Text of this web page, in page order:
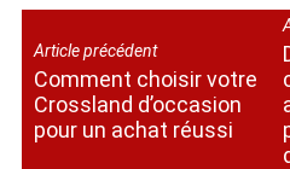
Article précédent
Comment choisir votre
Crossland d’occasion
pour un achat réussi